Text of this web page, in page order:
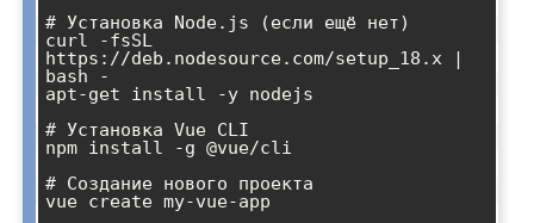
# Установка Node.js (если ещё нет)
curl -fsSL
https://deb.nodesource.com/setup_18.x |
bash -
apt-get install -y nodejs
# Установка Vue CLI
npm install -g @vue/cli
# Создание нового проекта
vue create my-vue-app